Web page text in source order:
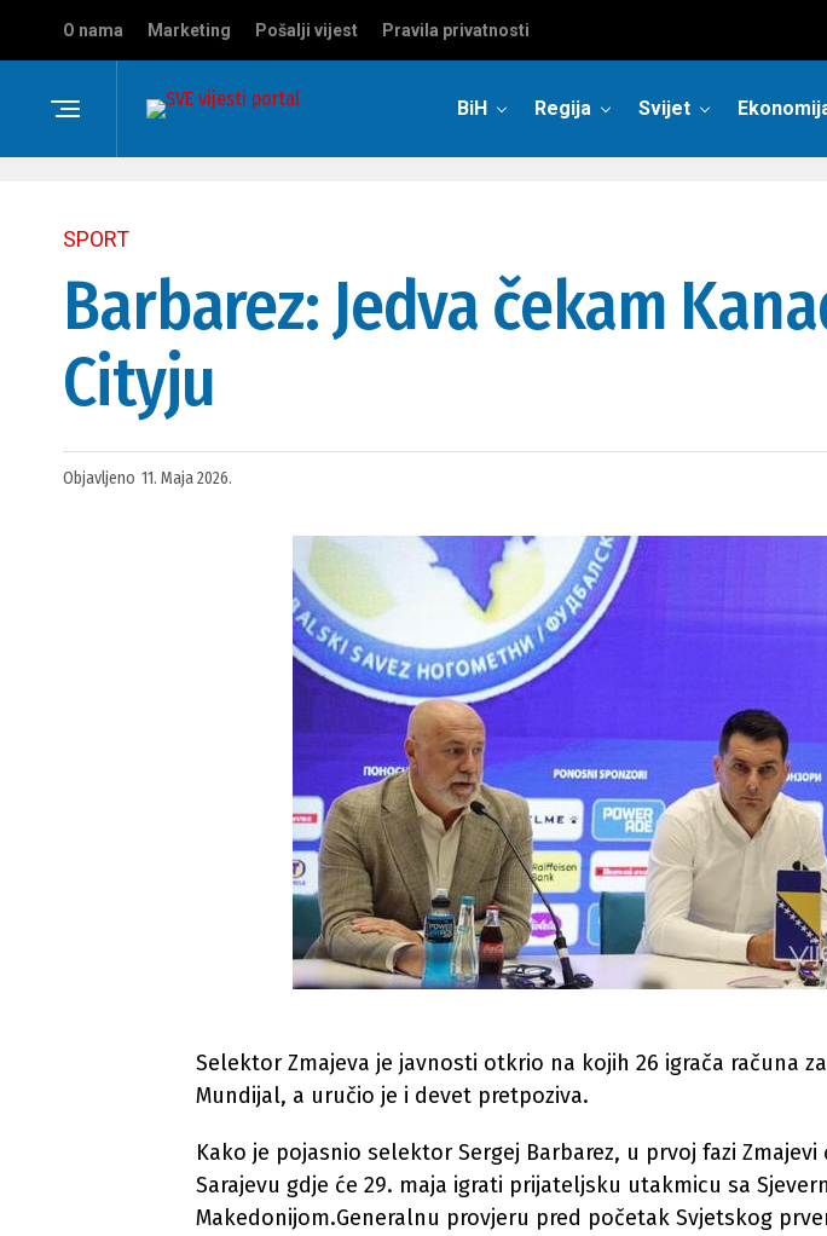
O nama Marketing Pošalji vijest Pravila privatnosti
BiH Regija Svijet
SPORT
Barbarez: Jedva čekam
Cityju
Objavljeno 11. Maja 2026.
Selektor Zmajeva je javnosti otkrio na kojih 26 igrača računa
Mundijal, a uručio je i devet pretpoziva.
Kako je pojasnio selektor Sergej Barbarez, u prvoj fazi Zmajevi
Sarajevu gdje će 29. maja igrati prijateljsku utakmicu sa
Makedonijom.Generalnu provjeru pred početak Svjetskog